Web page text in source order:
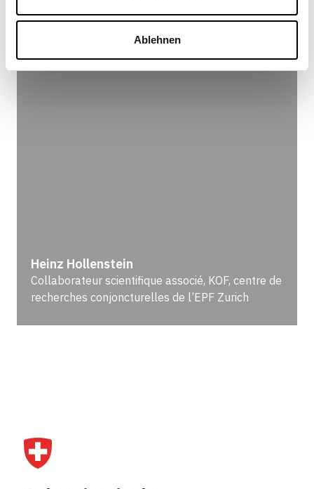
Ablehnen
01.12.2005
Heinz Hollenstein
Collaborateur scientifique associé, KOF, centre de
recherches conjoncturelles de l’EPF Zurich